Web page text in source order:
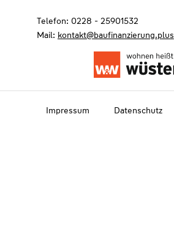
Telefon: 0228 - 25901532
Mail: kontakt@baufinanzierung.plus
Impressum Datenschutz